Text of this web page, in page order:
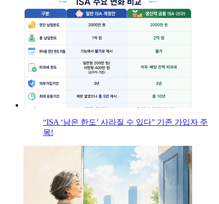
“ISA ‘남은 한도’ 사라질 수 있다” 기존 가입자 주
목!